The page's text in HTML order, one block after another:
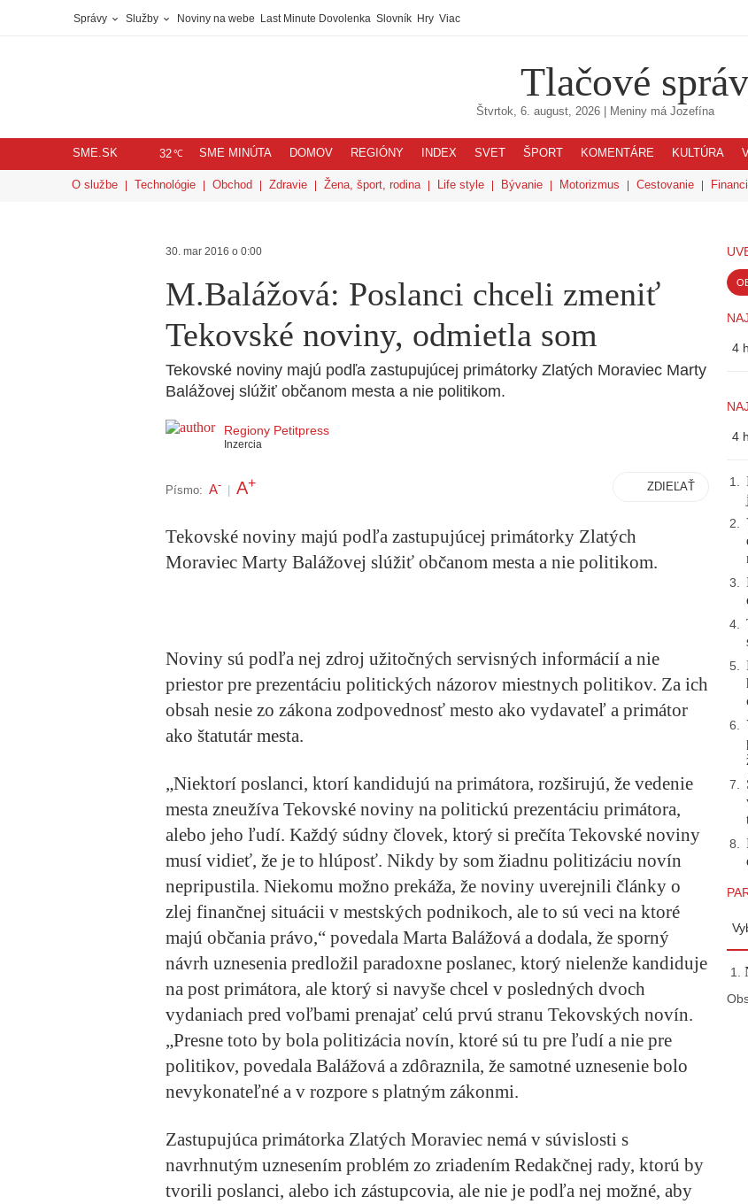
Správy Služby Noviny na webe Last Minute Dovolenka Slovník Hry Viac
Tlačové
Štvrtok, 6. august, 2026| Meniny má Jozefína
SME.SK 32℃ SME MINÚTA DOMOV REGIÓNY INDEX SVET ŠPORT KOMENTÁRE KULTÚRA
O službe Technológie Obchod Zdravie Žena, šport, rodina Life style Bývanie Motorizmus Cestovanie
30. mar 2016 o 0:00
M.Balážová: Poslanci chceli zmeniť
Tekovské noviny, odmietla som
Tekovské noviny majú podľa zastupujúcej primátorky Zlatých Moraviec Marty
Balážovej slúžiť občanom mesta a nie politikom.
Regiony Petitpress
Inzercia
Písmo: A- A+ ZDIEĽAŤ
Tekovské noviny majú podľa zastupujúcej primátorky Zlatých
Moraviec Marty Balážovej slúžiť občanom mesta a nie politikom.
Noviny sú podľa nej zdroj užitočných servisných informácií a nie
priestor pre prezentáciu politických názorov miestnych politikov. Za ich
obsah nesie zo zákona zodpovednosť mesto ako vydavateľ a primátor
ako štatutár mesta.
„Niektorí poslanci, ktorí kandidujú na primátora, rozširujú, že vedenie
mesta zneužíva Tekovské noviny na politickú prezentáciu primátora,
alebo jeho ľudí. Každý súdny človek, ktorý si prečíta Tekovské noviny
musí vidieť, že je to hlúposť. Nikdy by som žiadnu politizáciu novín
nepripustila. Niekomu možno prekáža, že noviny uverejnili články o
zlej finančnej situácii v mestských podnikoch, ale to sú veci na ktoré
majú občania právo,“ povedala Marta Balážová a dodala, že sporný
návrh uznesenia predložil paradoxne poslanec, ktorý nielenže kandiduje
na post primátora, ale ktorý si navyše chcel v posledných dvoch
vydaniach pred voľbami prenajať celú prvú stranu Tekovských novín.
„Presne toto by bola politizácia novín, ktoré sú tu pre ľudí a nie pre
politikov, povedala Balážová a zdôraznila, že samotné uznesenie bolo
nevykonateľné a v rozpore s platným zákonmi.
Zastupujúca primátorka Zlatých Moraviec nemá v súvislosti s
navrhnutým uznesením problém zo zriadením Redakčnej rady, ktorú by
tvorili poslanci, alebo ich zástupcovia, ale nie je podľa nej možné, aby
4
4
1.
2.
3.
4.
5.
6.
7.
8.